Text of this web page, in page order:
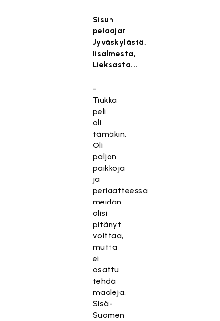
Sisun
pelaajat
Jyväskylästä,
Iisalmesta,
Lieksasta...
-
Tiukka
peli
oli
tämäkin.
Oli
paljon
paikkoja
ja
periaatteessa
meidän
olisi
pitänyt
voittaa,
mutta
ei
osattu
tehdä
maaleja,
Sisä-
Suomen